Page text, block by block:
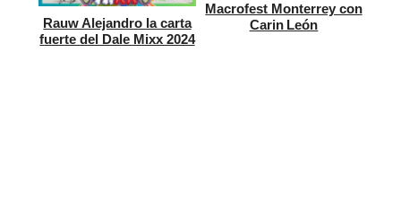
Rauw Alejandro la carta
fuerte del Dale Mixx 2024
Macrofest Monterrey con
Carin León